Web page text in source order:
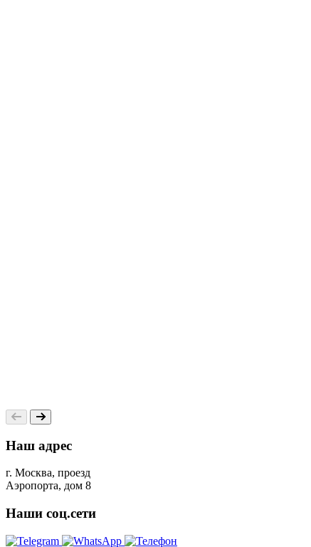
Наш адрес
г. Москва, проезд
Аэропорта, дом 8
Наши соц.сети